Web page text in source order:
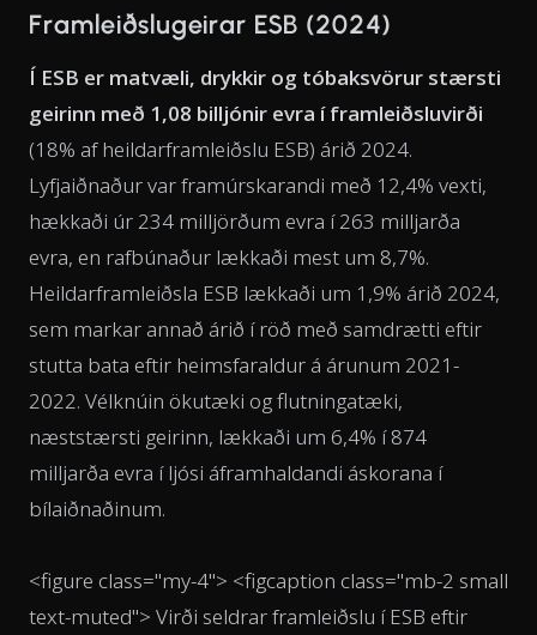
Framleiðslugeirar ESB (2024)
Í ESB er matvæli, drykkir og tóbaksvörur stærsti
geirinn með 1,08 billjónir evra í framleiðsluvirði
(18% af heildarframleiðslu ESB) árið 2024.
Lyfjaiðnaður var framúrskarandi með 12,4% vexti,
hækkaði úr 234 milljörðum evra í 263 milljarða
evra, en rafbúnaður lækkaði mest um 8,7%.
Heildarframleiðsla ESB lækkaði um 1,9% árið 2024,
sem markar annað árið í röð með samdrætti eftir
stutta bata eftir heimsfaraldur á árunum 2021-
2022. Vélknúin ökutæki og flutningatæki,
næststærsti geirinn, lækkaði um 6,4% í 874
milljarða evra í ljósi áframhaldandi áskorana í
bílaiðnaðinum.
<figure class="my-4"> <figcaption class="mb-2 small
text-muted"> Virði seldrar framleiðslu í ESB eftir